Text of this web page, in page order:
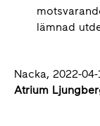
lämnad
Nacka, 2022-04-
Atrium